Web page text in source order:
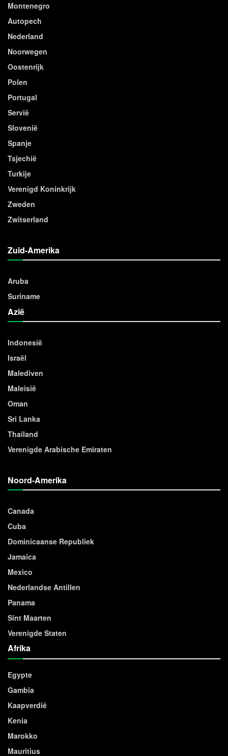
Montenegro
Autopech
Nederland
Noorwegen
Oostenrijk
Polen
Portugal
Servië
Slovenië
Spanje
Tsjechië
Turkije
Verenigd Koninkrijk
Zweden
Zwitserland
Zuid-Amerika
Aruba
Suriname
Azië
Indonesië
Israël
Malediven
Maleisië
Oman
Sri Lanka
Thailand
Verenigde Arabische Emiraten
Noord-Amerika
Canada
Cuba
Dominicaanse Republiek
Jamaica
Mexico
Nederlandse Antillen
Panama
Sint Maarten
Verenigde Staten
Afrika
Egypte
Gambia
Kaapverdië
Kenia
Marokko
Mauritius